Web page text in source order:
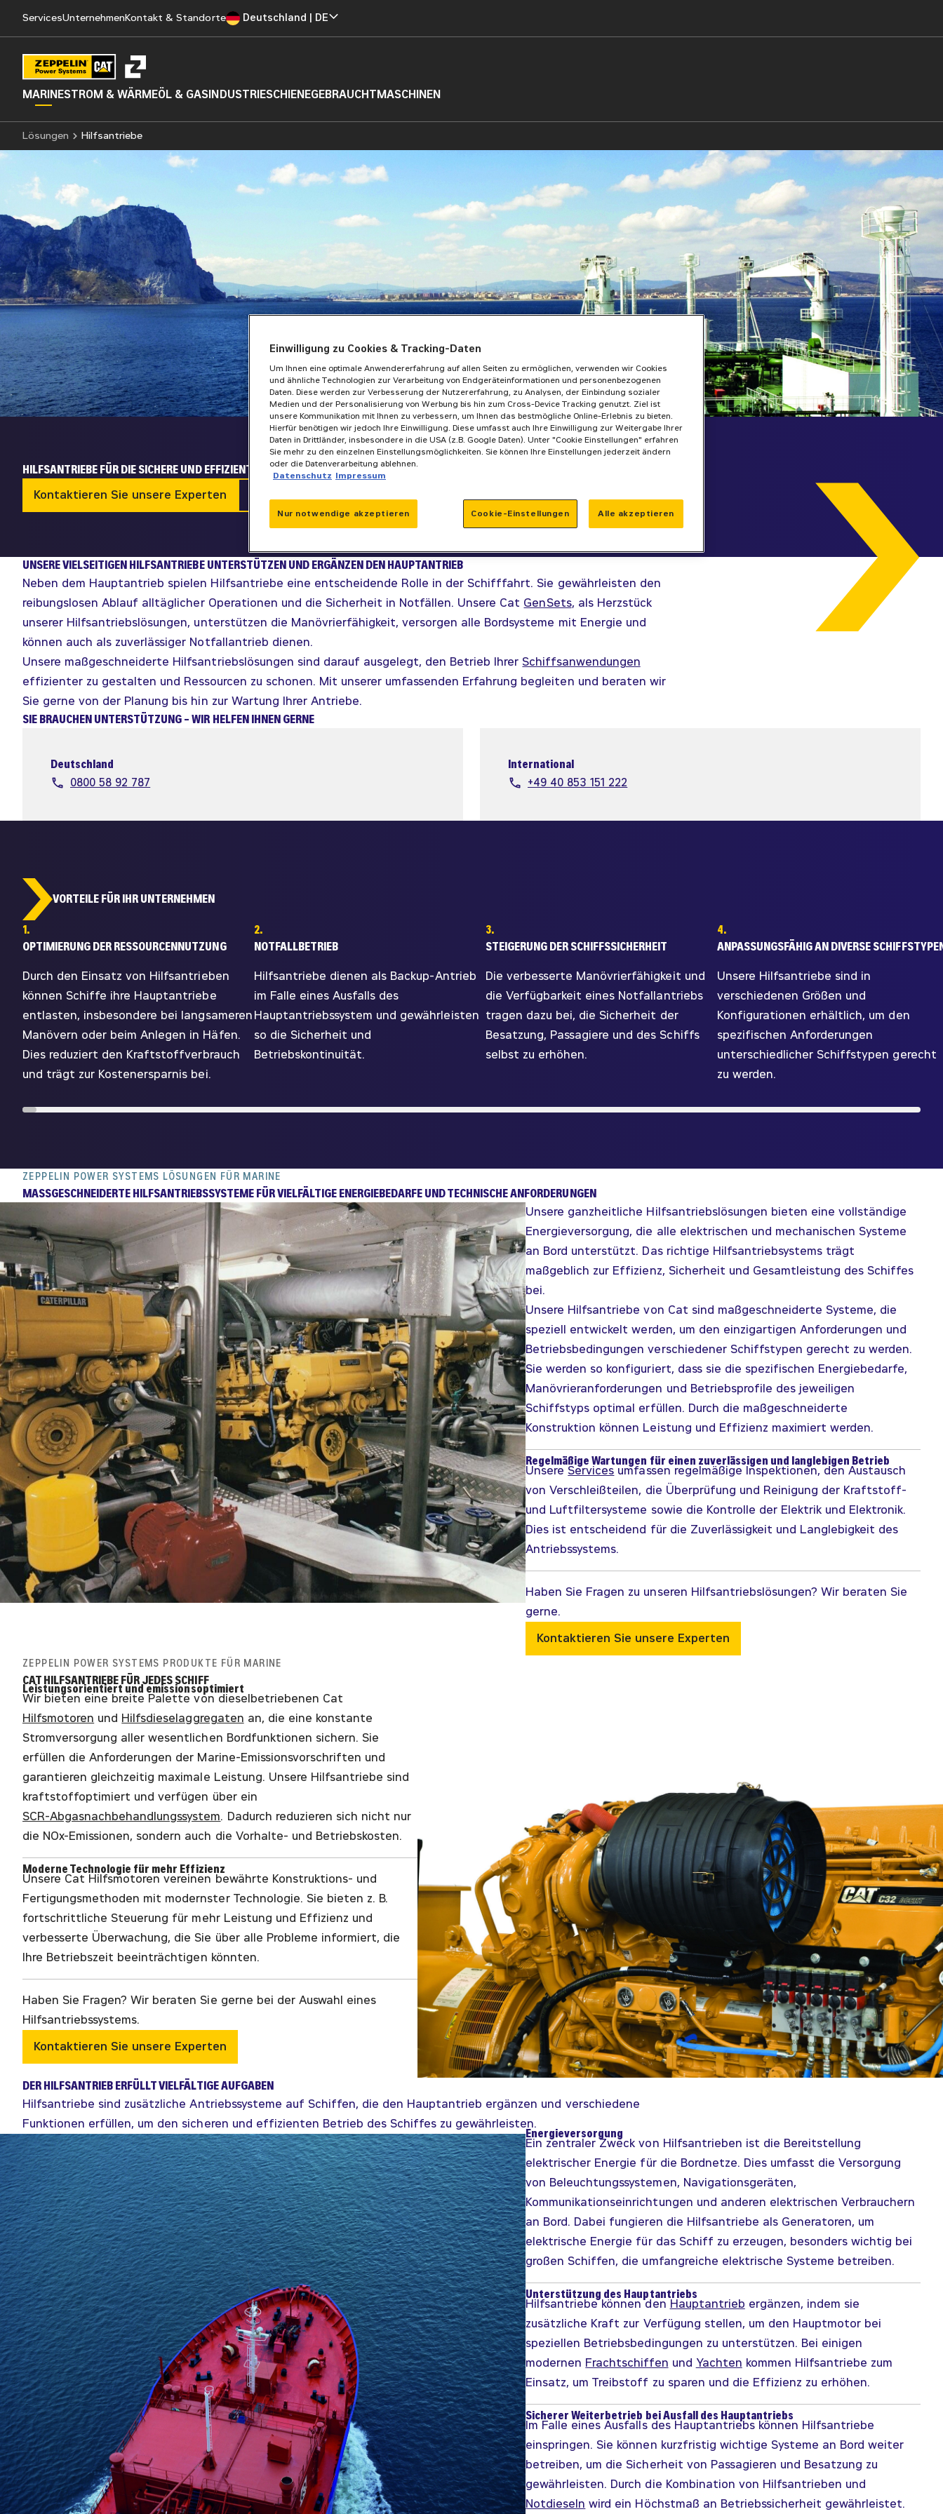
ServicesUnternehmenKontakt & Standorte Deutschland | DE
MARINESTROM & WÄRMEÖL & GASINDUSTRIESCHIENEGEBRAUCHTMASCHINEN
Lösungen Hilfsantriebe
HILFSANTRIEBE FÜR DIE SICHERE UND EFFIZIENTE SCHIFFSFÜHRUNG
Kontaktieren Sie unsere Experten
UNSERE VIELSEITIGEN HILFSANTRIEBE UNTERSTÜTZEN UND ERGÄNZEN DEN HAUPTANTRIEB
Neben dem Hauptantrieb spielen Hilfsantriebe eine entscheidende Rolle in der Schifffahrt. Sie gewährleisten den
reibungslosen Ablauf alltäglicher Operationen und die Sicherheit in Notfällen. Unsere Cat GenSets, als Herzstück
unserer Hilfsantriebslösungen, unterstützen die Manövrierfähigkeit, versorgen alle Bordsysteme mit Energie und
können auch als zuverlässiger Notfallantrieb dienen.
Unsere maßgeschneiderte Hilfsantriebslösungen sind darauf ausgelegt, den Betrieb IhrerSchiffsanwendungen
effizienter zu gestalten und Ressourcen zu schonen. Mit unserer umfassenden Erfahrung begleiten und beraten wir
Sie gerne von der Planung bis hin zur Wartung Ihrer Antriebe.
SIE BRAUCHEN UNTERSTÜTZUNG – WIR HELFEN IHNEN GERNE
Deutschland
0800 58 92 787
International
+49 40 853 151 222
VORTEILE FÜR IHR UNTERNEHMEN
1.
OPTIMIERUNG DER RESSOURCENNUTZUNG
Durch den Einsatz von Hilfsantrieben
können Schiffe ihre Hauptantriebe
entlasten, insbesondere bei langsameren
Manövern oder beim Anlegen in Häfen.
Dies reduziert den Kraftstoffverbrauch
und trägt zur Kostenersparnis bei.
2.
NOTFALLBETRIEB
Hilfsantriebe dienen als Backup-Antrieb
im Falle eines Ausfalls des
Hauptantriebssystem und gewährleisten
so die Sicherheit und
Betriebskontinuität.
3.
STEIGERUNG DER SCHIFFSSICHERHEIT
Die verbesserte Manövrierfähigkeit und
die Verfügbarkeit eines Notfallantriebs
tragen dazu bei, die Sicherheit der
Besatzung, Passagiere und des Schiffs
selbst zu erhöhen.
4.
ANPASSUNGSFÄHIG AN DIVERSE
Unsere Hilfsantriebe sind in
verschiedenen Größen und
Konfigurationen erhältlich, um den
spezifischen Anforderungen
unterschiedlicher Schiffstypen gerecht
zu werden.
ZEPPELIN POWER SYSTEMS LÖSUNGEN FÜR MARINE
MASSGESCHNEIDERTE HILFSANTRIEBSSYSTEME FÜR VIELFÄLTIGE ENERGIEBEDARFE UND TECHNISCHE ANFORDERUNGEN
Unsere ganzheitliche Hilfsantriebslösungen bieten eine vollständige
Energieversorgung, die alle elektrischen und mechanischen Systeme
an Bord unterstützt. Das richtige Hilfsantriebsystems trägt
maßgeblich zur Effizienz, Sicherheit und Gesamtleistung des Schiffes
bei.
Unsere Hilfsantriebe von Cat sind maßgeschneiderte Systeme, die
speziell entwickelt werden, um den einzigartigen Anforderungen und
Betriebsbedingungen verschiedener Schiffstypen gerecht zu werden.
Sie werden so konfiguriert, dass sie die spezifischen Energiebedarfe,
Manövrieranforderungen und Betriebsprofile des jeweiligen
Schiffstyps optimal erfüllen. Durch die maßgeschneiderte
Konstruktion können Leistung und Effizienz maximiert werden.
Regelmäßige Wartungen für einen zuverlässigen und langlebigen Betrieb
UnsereServices umfassen regelmäßige Inspektionen, den Austausch
von Verschleißteilen, die Überprüfung und Reinigung der Kraftstoff-
und Luftfiltersysteme sowie die Kontrolle der Elektrik und Elektronik.
Dies ist entscheidend für die Zuverlässigkeit und Langlebigkeit des
Antriebssystems.
Haben Sie Fragen zu unseren Hilfsantriebslösungen? Wir beraten Sie
gerne.
Kontaktieren Sie unsere Experten
ZEPPELIN POWER SYSTEMS PRODUKTE FÜR MARINE
CAT HILFSANTRIEBE FÜR JEDES SCHIFF
Leistungsorientiert und emissionsoptimiert
Wir bieten eine breite Palette von dieselbetriebenen Cat
Hilfsmotoren und Hilfsdieselaggregaten an, die eine konstante
Stromversorgung aller wesentlichen Bordfunktionen sichern. Sie
erfüllen die Anforderungen der Marine-Emissionsvorschriften und
garantieren gleichzeitig maximale Leistung. Unsere Hilfsantriebe sind
kraftstoffoptimiert und verfügen über ein
SCR-Abgasnachbehandlungssystem. Dadurch reduzieren sich nicht nur
die NOx-Emissionen, sondern auch die Vorhalte- und Betriebskosten.
Moderne Technologie für mehr Effizienz
Unsere Cat Hilfsmotoren vereinen bewährte Konstruktions- und
Fertigungsmethoden mit modernster Technologie. Sie bieten z. B.
fortschrittliche Steuerung für mehr Leistung und Effizienz und
verbesserte Überwachung, die Sie über alle Probleme informiert, die
Ihre Betriebszeit beeinträchtigen könnten.
Haben Sie Fragen? Wir beraten Sie gerne bei der Auswahl eines
Hilfsantriebssystems.
Kontaktieren Sie unsere Experten
DER HILFSANTRIEB ERFÜLLT VIELFÄLTIGE AUFGABEN
Hilfsantriebe sind zusätzliche Antriebssysteme auf Schiffen, die den Hauptantrieb ergänzen und verschiedene
Funktionen erfüllen, um den sicheren und effizienten Betrieb des Schiffes zu gewährleisten.
Energieversorgung
Ein zentraler Zweck von Hilfsantrieben ist die Bereitstellung
elektrischer Energie für die Bordnetze. Dies umfasst die Versorgung
von Beleuchtungssystemen, Navigationsgeräten,
Kommunikationseinrichtungen und anderen elektrischen Verbrauchern
an Bord. Dabei fungieren die Hilfsantriebe als Generatoren, um
elektrische Energie für das Schiff zu erzeugen, besonders wichtig bei
großen Schiffen, die umfangreiche elektrische Systeme betreiben.
Unterstützung des Hauptantriebs
Hilfsantriebe können den Hauptantrieb ergänzen, indem sie
zusätzliche Kraft zur Verfügung stellen, um den Hauptmotor bei
speziellen Betriebsbedingungen zu unterstützen. Bei einigen
modernen Frachtschiffen und Yachten kommen Hilfsantriebe zum
Einsatz, um Treibstoff zu sparen und die Effizienz zu erhöhen.
Sicherer Weiterbetrieb bei Ausfall des Hauptantriebs
Im Falle eines Ausfalls des Hauptantriebs können Hilfsantriebe
einspringen. Sie können kurzfristig wichtige Systeme an Bord weiter
betreiben, um die Sicherheit von Passagieren und Besatzung zu
gewährleisten. Durch die Kombination von Hilfsantrieben und
Notdieseln wird ein Höchstmaß an Betriebssicherheit gewährleistet.
Einwilligung zu Cookies & Tracking-Daten
Um Ihnen eine optimale Anwendererfahrung auf allen Seiten zu ermöglichen, verwenden wir Cookies
und ähnliche Technologien zur Verarbeitung von Endgeräteinformationen und personenbezogenen
Daten. Diese werden zur Verbesserung der Nutzererfahrung, zu Analysen, der Einbindung sozialer
Medien und der Personalisierung von Werbung bis hin zum Cross-Device Tracking genutzt. Ziel ist
unsere Kommunikation mit Ihnen zu verbessern, um Ihnen das bestmögliche Online-Erlebnis zu bieten.
Hierfür benötigen wir jedoch Ihre Einwilligung. Diese umfasst auch Ihre Einwilligung zur Weitergabe Ihrer
Daten in Drittländer, insbesondere in die USA (z.B. Google Daten). Unter "Cookie Einstellungen" erfahren
Sie mehr zu den einzelnen Einstellungsmöglichkeiten. Sie können Ihre Einstellungen jederzeit ändern
oder die Datenverarbeitung ablehnen.
Datenschutz Impressum
Nur notwendige akzeptieren Alle akzeptieren
Cookie-Einstellungen